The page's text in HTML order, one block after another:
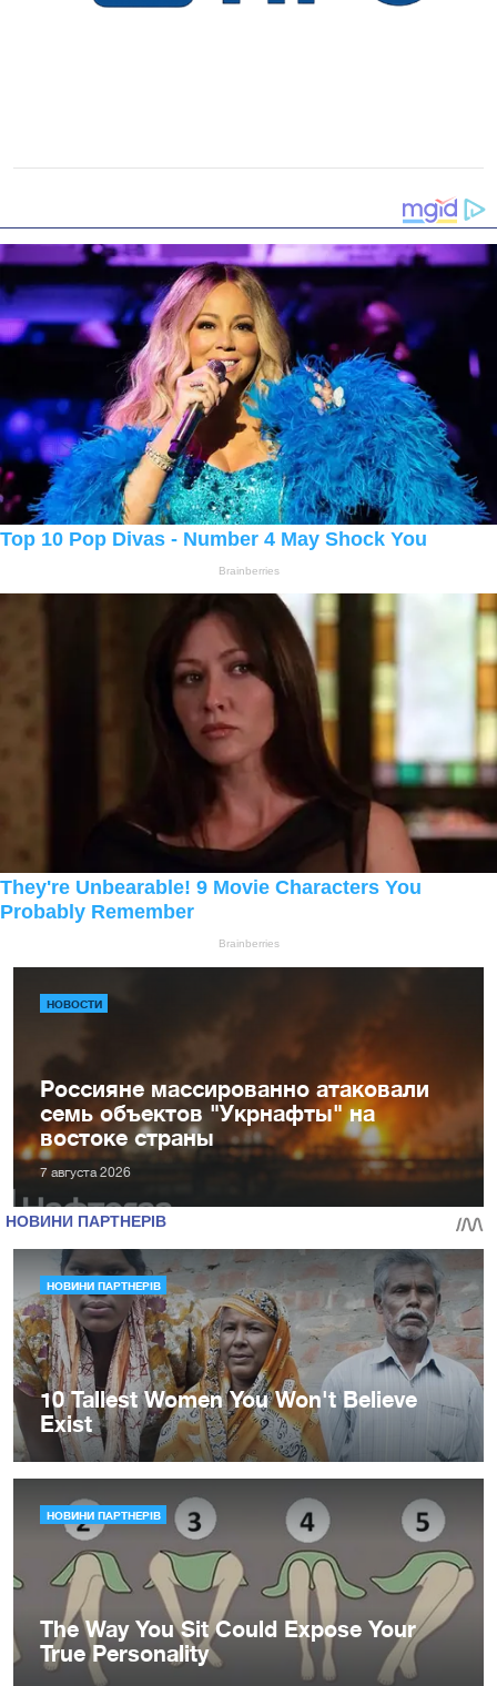
НОВОСТИ
Россияне массированно атаковали
семь объектов "Укрнафты" на
востоке страны
7 августа 2026